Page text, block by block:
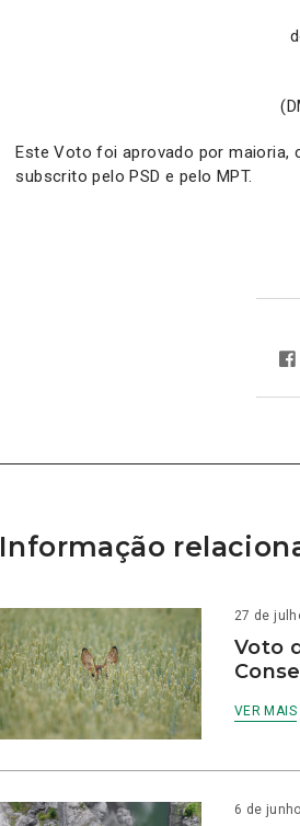
Este Voto foi aprovado por maioria,
subscrito pelo PSD e pelo MPT.
Informação
27 de
Voto
VER MAIS
6 de